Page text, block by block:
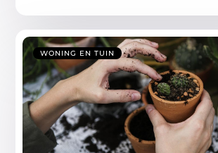
WONING EN TUIN